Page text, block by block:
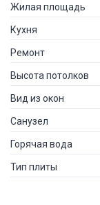
Жилая площадь
Кухня
Ремонт
Высота потолков
Вид из окон
Санузел
Горячая вода
Тип плиты